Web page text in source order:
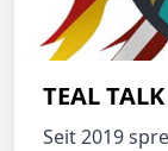
TEAL
Seit 2019